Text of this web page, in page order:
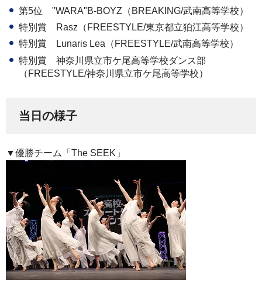
第5位 "WARA"B-BOYZ（BREAKING/武南高等学校）
特別賞 Rasz（FREESTYLE/東京都立狛江高等学校）
特別賞 Lunaris Lea（FREESTYLE/武南高等学校）
特別賞 神奈川県立市ケ尾高等学校ダンス部
（FREESTYLE/神奈川県立市ケ尾高等学校）
当日の様子
▼優勝チーム「The SEEK」